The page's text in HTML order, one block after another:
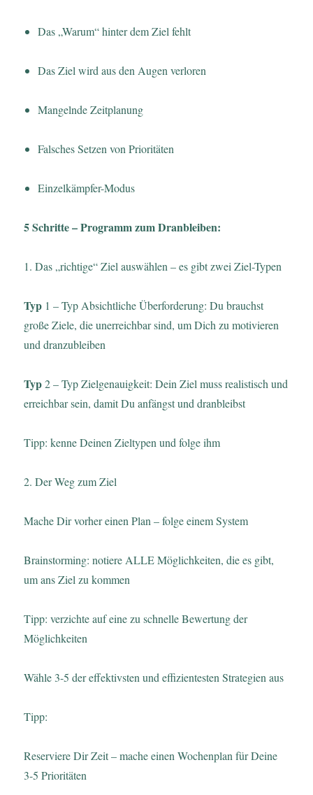
Das „Warum“ hinter dem Ziel fehlt
Das Ziel wird aus den Augen verloren
Mangelnde Zeitplanung
Falsches Setzen von Prioritäten
Einzelkämpfer-Modus
5 Schritte – Programm zum Dranbleiben:
1. Das „richtige“ Ziel auswählen – es gibt zwei Ziel-Typen
Typ 1 – Typ Absichtliche Überforderung: Du brauchst
große Ziele, die unerreichbar sind, um Dich zu motivieren
und dranzubleiben
Typ2 – Typ Zielgenauigkeit: Dein Ziel muss realistisch und
erreichbar sein, damit Du anfängst und dranbleibst
Tipp: kenne Deinen Zieltypen und folge ihm
2. Der Weg zum Ziel
Mache Dir vorher einen Plan – folge einem System
Brainstorming: notiere ALLE Möglichkeiten, die es gibt,
um ans Ziel zu kommen
Tipp: verzichte auf eine zu schnelle Bewertung der
Möglichkeiten
Wähle 3-5 der effektivsten und effizientesten Strategien aus
Tipp:
Reserviere Dir Zeit – mache einen Wochenplan für Deine
3-5 Prioritäten